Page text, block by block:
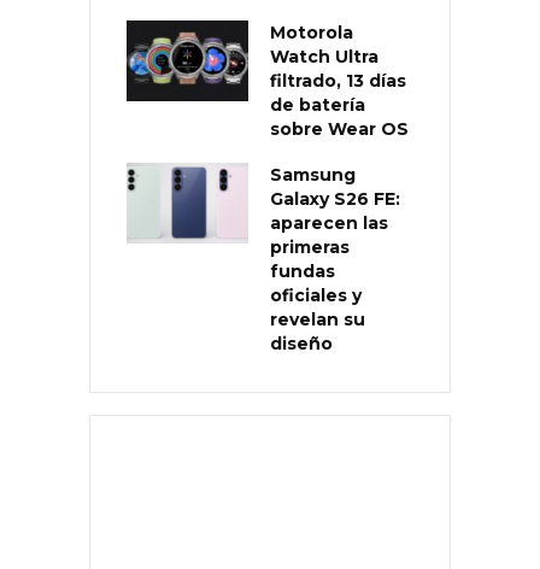
Motorola
Watch Ultra
filtrado, 13 días
de batería
sobre Wear OS
Samsung
Galaxy S26 FE:
aparecen las
primeras
fundas
oficiales y
revelan su
diseño